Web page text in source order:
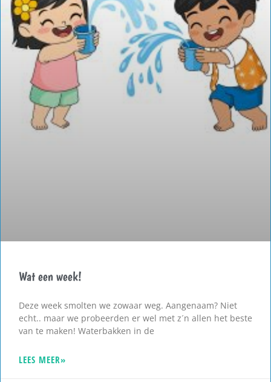
Wat een week!
Deze week smolten we zowaar weg. Aangenaam? Niet
echt.. maar we probeerden er wel met z´n allen het beste
van te maken! Waterbakken in de
LEES MEER»